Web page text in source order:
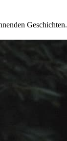
Geschichten.